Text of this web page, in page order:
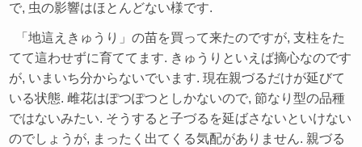
で, 虫の影響はほとんどない様です.
「地這えきゅうり」の苗を買って来たのですが, 支柱をた
てて這わせずに育ててます. きゅうりといえば摘心なのです
が, いまいち分からないでいます. 現在親づるだけが延びて
いる状態. 雌花はぽつぽつとしかないので, 節なり型の品種
ではないみたい. そうすると子づるを延ばさないといけない
のでしょうが, まったく出てくる気配がありません. 親づる